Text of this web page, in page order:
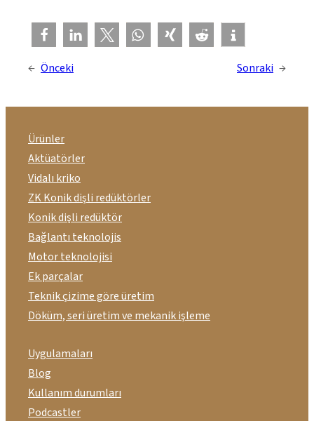
← Önceki Sonraki →
Ürünler
Aktüatörler
Vidalı kriko
ZK Konik dişli redüktörler
Konik dişli redüktör
Bağlantı teknolojis
Motor teknolojisi
Ek parçalar
Teknik çizime göre üretim
Döküm, seri üretim ve mekanik işleme
Uygulamaları
Blog
Kullanım durumları
Podcastler